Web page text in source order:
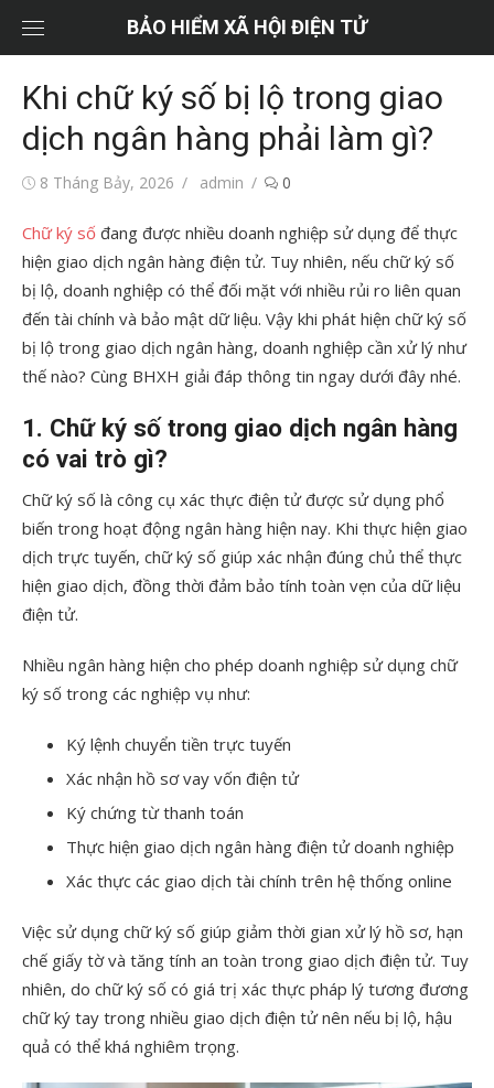
dung
BẢO HIỂM XÃ HỘI ĐIỆN TỬ
Khi chữ ký số bị lộ trong giao
dịch ngân hàng phải làm gì?
Đăng8 Tháng Bảy, 2026
Tác
admin 0
Chữ ký số đang được nhiều doanh nghiệp sử dụng để thực
hiện giao dịch ngân hàng điện tử. Tuy nhiên, nếu chữ ký số
bị lộ, doanh nghiệp có thể đối mặt với nhiều rủi ro liên quan
đến tài chính và bảo mật dữ liệu. Vậy khi phát hiện chữ ký số
bị lộ trong giao dịch ngân hàng, doanh nghiệp cần xử lý như
thế nào? Cùng BHXH giải đáp thông tin ngay dưới đây nhé.
1. Chữ ký số trong giao dịch ngân hàng
có vai trò gì?
Chữ ký số là công cụ xác thực điện tử được sử dụng phổ
biến trong hoạt động ngân hàng hiện nay. Khi thực hiện giao
dịch trực tuyến, chữ ký số giúp xác nhận đúng chủ thể thực
hiện giao dịch, đồng thời đảm bảo tính toàn vẹn của dữ liệu
điện tử.
Nhiều ngân hàng hiện cho phép doanh nghiệp sử dụng chữ
ký số trong các nghiệp vụ như:
Ký lệnh chuyển tiền trực tuyến
Xác nhận hồ sơ vay vốn điện tử
Ký chứng từ thanh toán
Thực hiện giao dịch ngân hàng điện tử doanh nghiệp
Xác thực các giao dịch tài chính trên hệ thống online
Việc sử dụng chữ ký số giúp giảm thời gian xử lý hồ sơ, hạn
chế giấy tờ và tăng tính an toàn trong giao dịch điện tử. Tuy
nhiên, do chữ ký số có giá trị xác thực pháp lý tương đương
chữ ký tay trong nhiều giao dịch điện tử nên nếu bị lộ, hậu
quả có thể khá nghiêm trọng.